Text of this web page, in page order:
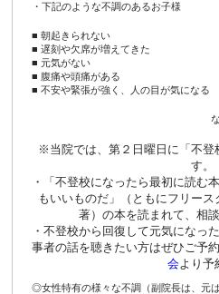
・下記のような不調のあるお子様
■ 朝起きられない
■ 遅刻や欠席が増えてきた
■ 元気がない
■ 腹痛や頭痛がある
■ 不安や緊張が強く、人の目が気になる
〇〇〇〇〇〇〇〇〇〇〇〇〇〇〇〇〇〇
※当院では、第２日曜日に「不登
す。
・「不登校になったら最初に読む
もいいものだ」（ともにフリー
著）の本を読まれて、相
・不登校から回復して元気になっ
事者の話を聴きたい方はぜひご予
会より予
◎女性特有の様々な不調（副院長は、元